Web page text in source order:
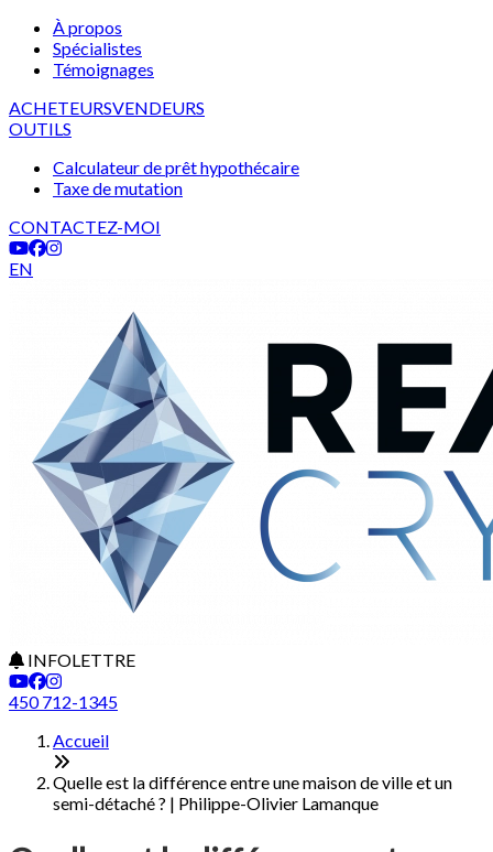
À propos
Spécialistes
Témoignages
ACHETEURSVENDEURS
OUTILS
Calculateur de prêt hypothécaire
Taxe de mutation
CONTACTEZ-MOI
EN
INFOLETTRE
450 712-1345
Accueil
Quelle est la différence entre une maison de ville et un
semi-détaché ? | Philippe-Olivier Lamanque